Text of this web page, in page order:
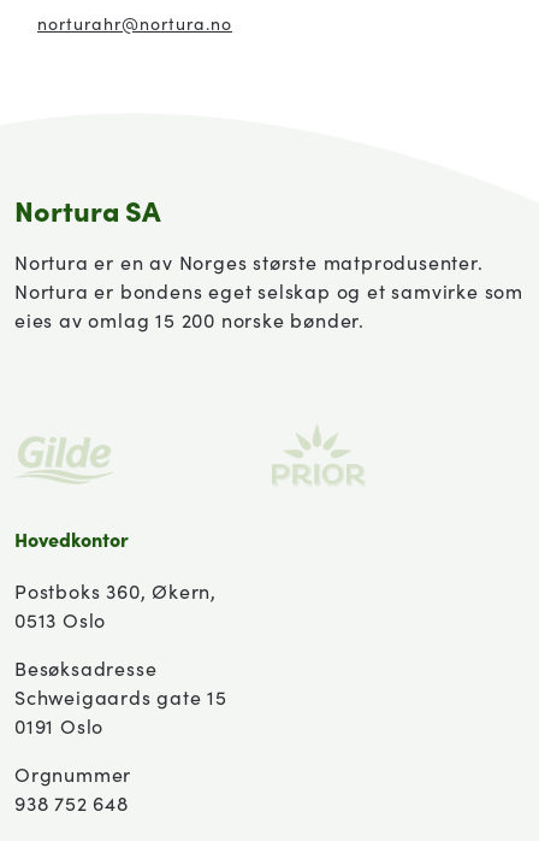
norturahr@nortura.no
Nortura SA
Nortura er en av Norges største matprodusenter.
Nortura er bondens eget selskap og et samvirke som
eies av omlag 15 200 norske bønder.
Hovedkontor
Postboks 360, Økern,
0513 Oslo
Besøksadresse
Schweigaards gate 15
0191 Oslo
Orgnummer
938 752 648